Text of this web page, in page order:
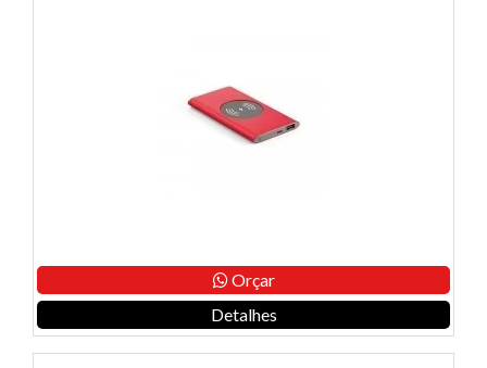
Orçar
Detalhes